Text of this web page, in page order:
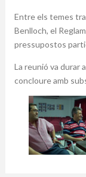
Entre els temes
Benlloch, el
pressupostos
La reunió va durar
concloure amb